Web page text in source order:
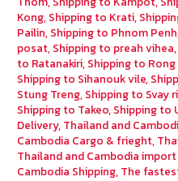
Kong, Shipping to Krati,
Pailin, Shipping to Phnom Penh
posat, Shipping to preah vihea,
to Ratanakiri, Shipping to
Shipping to Sihanouk vile,
Stung Treng, Shipping to Svay
Shipping to Takeo, Shipping to
Delivery, Thailand and
Cambodia Cargo & frieght,
Thailand and Cambodia
Cambodia Shipping, The